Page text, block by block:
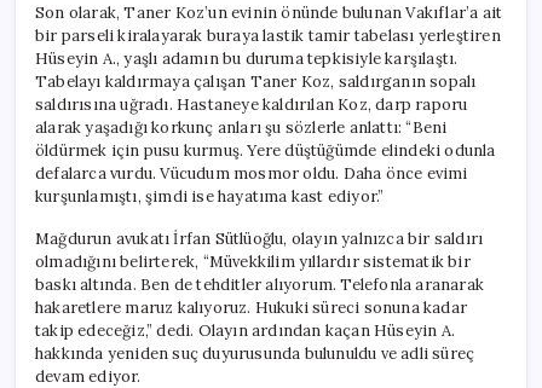
Son olarak, Taner Koz’un evinin önünde bulunan Vakıflar’a ait
bir parseli kiralayarak buraya lastik tamir tabelası yerleştiren
Hüseyin A., yaşlı adamın bu duruma tepkisiyle karşılaştı.
Tabelayı kaldırmaya çalışan Taner Koz, saldırganın sopalı
saldırısına uğradı. Hastaneye kaldırılan Koz, darp raporu
alarak yaşadığı korkunç anları şu sözlerle anlattı: “Beni
öldürmek için pusu kurmuş. Yere düştüğümde elindeki odunla
defalarca vurdu. Vücudum mosmor oldu. Daha önce evimi
kurşunlamıştı, şimdi ise hayatıma kast ediyor.”
Mağdurun avukatı İrfan Sütlüoğlu, olayın yalnızca bir saldırı
olmadığını belirterek, “Müvekkilim yıllardır sistematik bir
baskı altında. Ben de tehditler alıyorum. Telefonla aranarak
hakaretlere maruz kalıyoruz. Hukuki süreci sonuna kadar
takip edeceğiz,” dedi. Olayın ardından kaçan Hüseyin A.
hakkında yeniden suç duyurusunda bulunuldu ve adli süreç
devam ediyor.